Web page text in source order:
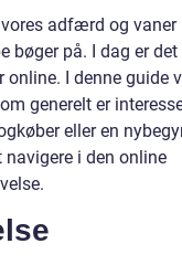
adfærd og vaner
bøger på. I dag er det
I denne guide
generelt er
eller en
i den online